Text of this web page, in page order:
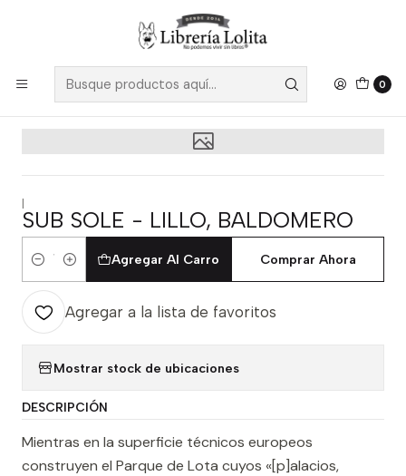
0
Despacho a todo Chile
|
SUB SOLE - LILLO, BALDOMERO
Cantidad
Agregar Al Carro Comprar Ahora
Agregar a la lista de favoritos
Mostrar stock de ubicaciones
DESCRIPCIÓN
Mientras en la superficie técnicos europeos
construyen el Parque de Lota cuyos «[p]alacios,